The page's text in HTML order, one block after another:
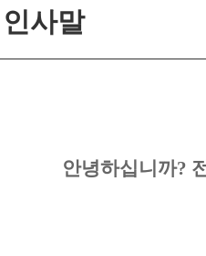
인사말
안녕하십니까?